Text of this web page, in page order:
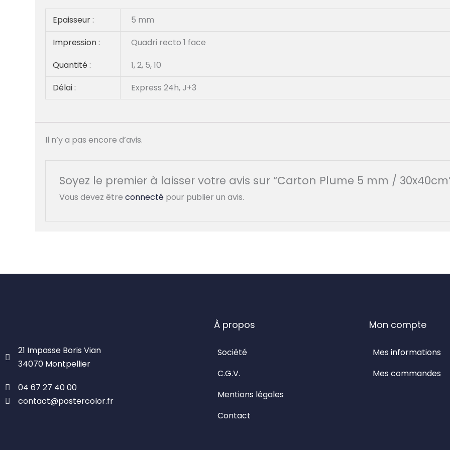
Epaisseur :
5 mm
Impression :
Quadri recto 1 face
Quantité :
1, 2, 5, 10
Délai :
Express 24h, J+3
Il n’y a pas encore d’avis.
Soyez le premier à laisser votre avis sur “Carton Plume 5 mm /
Vous devez être connectépour publier un avis.
21 Impasse Boris Vian
34070 Montpellier
04 67 27 40 00
contact@postercolor.fr
À propos
Société
C.G.V.
Mentions légales
Contact
Mon compte
Mes informations
Mes commandes